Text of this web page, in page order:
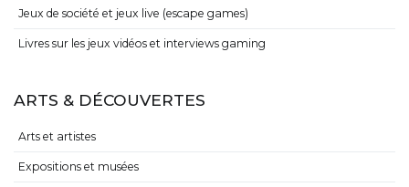
Jeux de société et jeux live (escape games)
Livres sur les jeux vidéos et interviews gaming
ARTS & DÉCOUVERTES
Arts et artistes
Expositions et musées